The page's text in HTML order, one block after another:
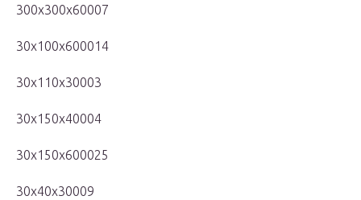
300x300x60007
30x100x600014
30x110x30003
30x150x40004
30x150x600025
30x40x30009